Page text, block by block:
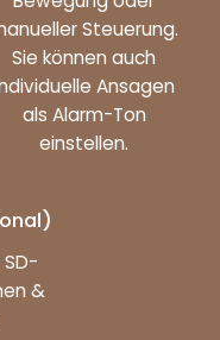
Steuerung.
Sie können auch
Ansagen
als Alarm-Ton
einstellen.
&